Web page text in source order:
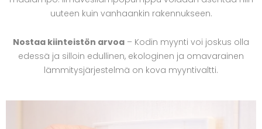
uuteen kuin vanhaankin rakennukseen.
Nostaa kiinteistön arvoa – Kodin myynti voi joskus olla
edessä ja silloin edullinen, ekologinen ja omavarainen
lämmitysjärjestelmä on kova myyntivaltti.